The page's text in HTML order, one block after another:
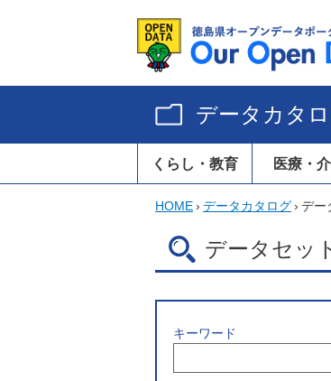
データカタ
くらし・教育 医療・
HOME› データカタログ› デー
データセッ
キーワード